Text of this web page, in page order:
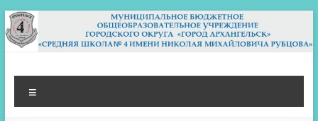
Перейти
к
содержимому
МБОУ СШ 4
Архангельск